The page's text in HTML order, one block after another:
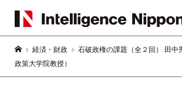
経済・財政
石破政権の課題（全２回） 田中
政策大学院教授）